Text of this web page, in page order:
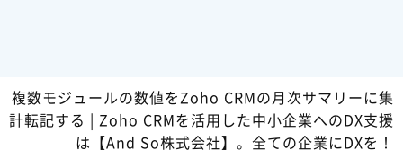
複数モジュールの数値をZoho CRMの月次サマリーに集
計転記する | Zoho CRMを活用した中小企業へのDX支援
は【And So株式会社】。全ての企業にDXを！